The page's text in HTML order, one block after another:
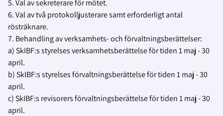
5. Val av sekreterare för mötet.
6. Val av två protokolljusterare samt erforderligt antal
rösträknare.
7. Behandling av verksamhets- och förvaltningsberättelser:
a) SkIBF:s styrelses verksamhetsberättelse för tiden 1 maj - 30
april.
b) SkIBF:s styrelses förvaltningsberättelse för tiden 1 maj - 30
april.
c) SkIBF:s revisorers förvaltningsberättelse för tiden 1 maj - 30
april.